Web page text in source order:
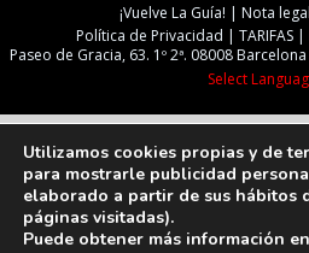
¡Vuelve La Guía!
Nota legal
Política de Privacidad
TARIFAS
Paseo de Gracia, 63. 1º 2ª. 08008
Select
Utilizamos cookies propias y de
para mostrarle publicidad
elaborado a partir de sus hábitos
páginas visitadas).
Puede obtener más información